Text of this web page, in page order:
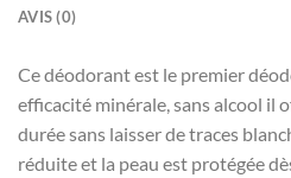
AVIS (0)
Ce déodorant est le premier
efficacité minérale, sans alcool il
durée sans laisser de traces
réduite et la peau est protégée